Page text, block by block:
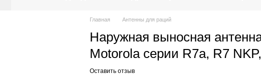
Главная Антенны для раций
Наружная выносная
Motorola серии R7a, R7
Оставить отзыв